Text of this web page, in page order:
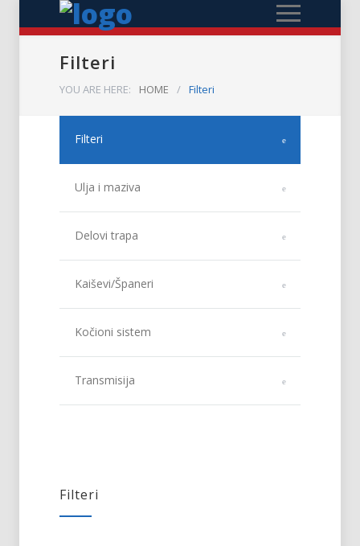
Filteri
YOU ARE HERE: HOME / Filteri
Filteri
Ulja i maziva
Delovi trapa
Kaiševi/Španeri
Kočioni sistem
Transmisija
Filteri